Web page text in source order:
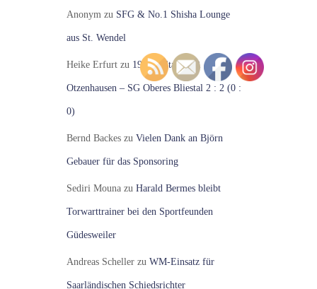
Anonymzu SFG & No.1 Shisha Lounge
aus St. Wendel
Heike Erfurtzu 19. Spieltag VfR
Otzenhausen – SG Oberes Bliestal 2 : 2 (0 :
0)
Bernd Backeszu Vielen Dank an Björn
Gebauer für das Sponsoring
Sediri Mounazu Harald Bermes bleibt
Torwarttrainer bei den Sportfeunden
Güdesweiler
Andreas Schellerzu WM-Einsatz für
Saarländischen Schiedsrichter